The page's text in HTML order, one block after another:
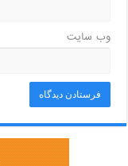
وب‌ سایت